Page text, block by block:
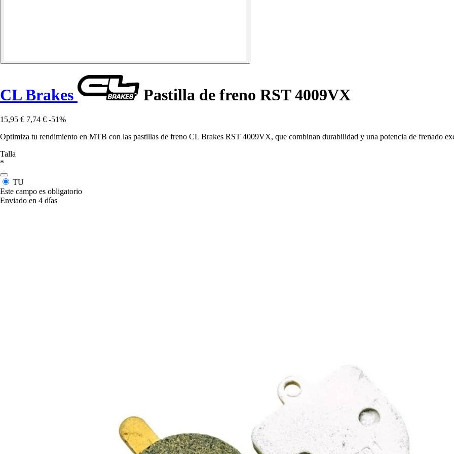
CL Brakes Pastilla de freno RST 4009VX
15,95 € 7,74 € -51%
Optimiza tu rendimiento en MTB con las pastillas de freno CL Brakes RST 4009VX, que combinan durabilidad y una potencia de frenado
Talla
*
TU
Este campo es obligatorio
Enviado en 4 días